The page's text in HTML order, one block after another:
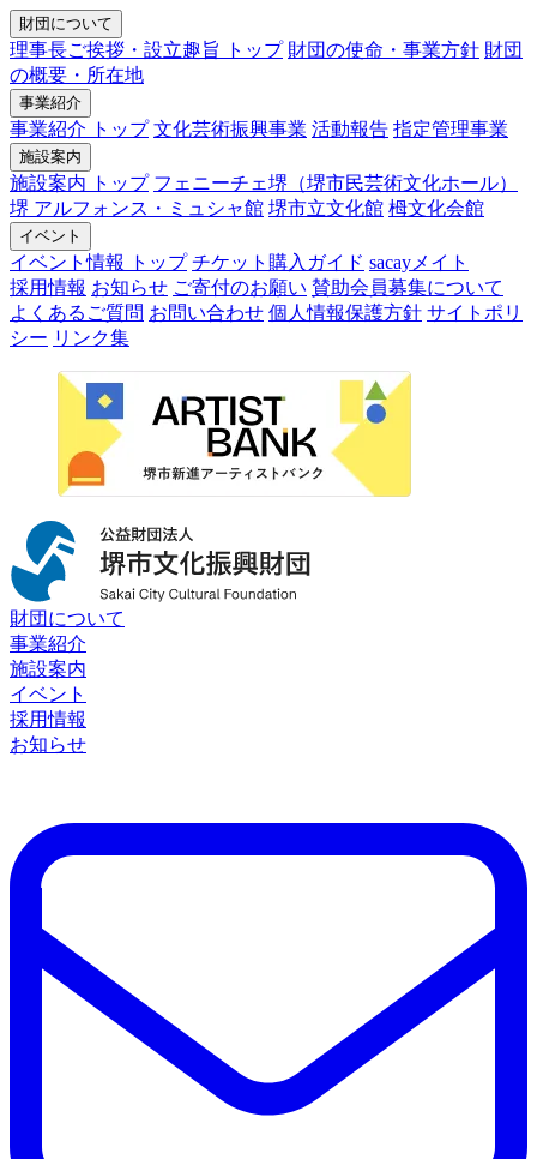
財団について
理事長ご挨拶・設立趣旨 トップ 財団の使命・事業方針 財団
の概要・所在地
事業紹介
事業紹介 トップ 文化芸術振興事業 活動報告 指定管理事業
施設案内
施設案内 トップ フェニーチェ堺（堺市民芸術文化ホール）
堺 アルフォンス・ミュシャ館 堺市立文化館 栂文化会館
イベント
イベント情報 トップ チケット購入ガイド sacayメイト
採用情報 お知らせ ご寄付のお願い 賛助会員募集について
よくあるご質問 お問い合わせ 個人情報保護方針 サイトポリ
シー リンク集
財団について
事業紹介
施設案内
イベント
採用情報
お知らせ